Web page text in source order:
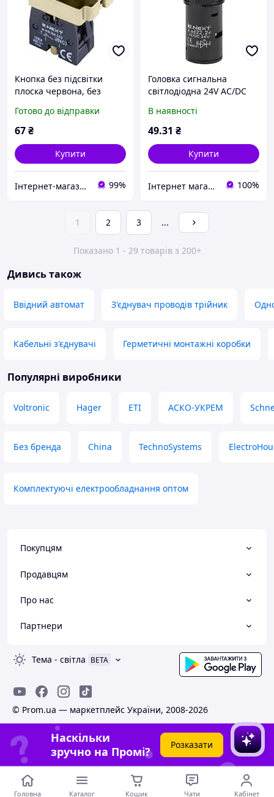
Кнопка без підсвітки
плоска червона, без
Готово до відправки
67₴
Купити
Інтернет-магазин "ЕНЕРГІЯ", м.Дніпро, платник єдиного податку, 2 група 99%
Головка сигнальна
світлодіодна 24V AC/DC
зелена s009020
В наявності
49.31 ₴
Купити
Інтернет магазин "Світ Електрики" 100%
1 2 3 ...
Показано 1 - 29 товарів з 200+
Дивись також
Ввідний автомат З'єднувач проводів трійник
Кабельні з'єднувачі Герметичні монтажні коробки
Популярні виробники
Voltronic Hager ETI АСКО-УКРЕМ
Без бренда China TechnoSystems
Комплектуючі електрообладнання оптом
Покупцям
Продавцям
Про нас
Партнери
Тема - світла BETA
© Prom.ua — маркетплейс України, 2008-2026
Наскільки
зручно на Промі?
Розказати
Головна Каталог Кошик Чати Кабінет